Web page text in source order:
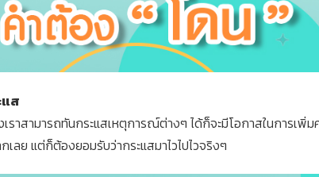
แส
ราสามารถทันกระแสเหตุการณ์ต่างๆ ได้ก็จะมีโอกาสในการเพิ่
เลย แต่ก็ต้องยอมรับว่ากระแสมาไวไปไวจริงๆ